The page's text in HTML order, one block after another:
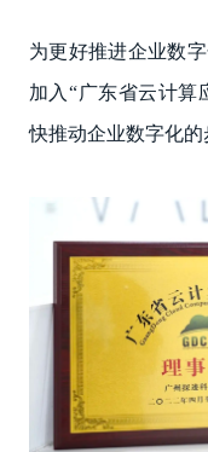
为更好推进企业数
加入“广东省云计算
快推动企业数字化的